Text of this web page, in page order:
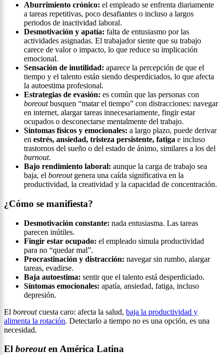
Aburrimiento crónico: el empleado se enfrenta diariamente
a tareas repetitivas, poco desafiantes o incluso a largos
periodos de inactividad laboral.
Desmotivación y apatía: falta de entusiasmo por las
actividades asignadas. El trabajador siente que su trabajo
carece de valor o impacto, lo que reduce su implicación
emocional.
Sensación de inutilidad: aparece la percepción de que el
tiempo y el talento están siendo desperdiciados, lo que afecta
la autoestima profesional.
Estrategias de evasión: es común que las personas con
boreoutbusquen “matar el tiempo” con distracciones: navegar
en internet, alargar tareas innecesariamente, fingir estar
ocupados o desconectarse mentalmente del trabajo.
Síntomas físicos y emocionales: a largo plazo, puede derivar
en estrés, ansiedad, tristeza persistente, fatiga e incluso
trastornos del sueño o del estado de ánimo, similares a los del
burnout.
Bajo rendimiento laboral: aunque la carga de trabajo sea
baja, el boreoutgenera una caída significativa en la
productividad, la creatividad y la capacidad de concentración.
¿Cómo se manifiesta?
Desmotivación constante: nada entusiasma. Las tareas
parecen inútiles.
Fingir estar ocupado: el empleado simula productividad
para no “quedar mal”.
Procrastinación y distracción: navegar sin rumbo, alargar
tareas, evadirse.
Baja autoestima: sentir que el talento está desperdiciado.
Síntomas emocionales: apatía, ansiedad, fatiga, incluso
depresión.
El boreoutcuesta caro: afecta la salud, baja la productividad y
alimenta la rotación. Detectarlo a tiempo no es una opción, es una
necesidad.
El boreouten América Latina